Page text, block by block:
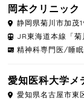
岡本クリニック
静岡県菊川市加茂
JR東海道本線「
精神科専門医/睡
愛知医科大学メ
愛知県名古屋市東